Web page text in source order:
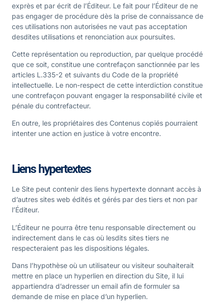
exprès et par écrit de l’Éditeur. Le fait pour l’Éditeur de ne
pas engager de procédure dès la prise de connaissance de
ces utilisations non autorisées ne vaut pas acceptation
desdites utilisations et renonciation aux poursuites.
Cette représentation ou reproduction, par quelque procédé
que ce soit, constitue une contrefaçon sanctionnée par les
articles L.335-2 et suivants du Code de la propriété
intellectuelle. Le non-respect de cette interdiction constitue
une contrefaçon pouvant engager la responsabilité civile et
pénale du contrefacteur.
En outre, les propriétaires des Contenus copiés pourraient
intenter une action en justice à votre encontre.
Liens hypertextes
Le Site peut contenir des liens hypertexte donnant accès à
d’autres sites web édités et gérés par des tiers et non par
l’Éditeur.
L’Éditeur ne pourra être tenu responsable directement ou
indirectement dans le cas où lesdits sites tiers ne
respecteraient pas les dispositions légales.
Dans l’hypothèse où un utilisateur ou visiteur souhaiterait
mettre en place un hyperlien en direction du Site, il lui
appartiendra d’adresser un email afin de formuler sa
demande de mise en place d’un hyperlien.